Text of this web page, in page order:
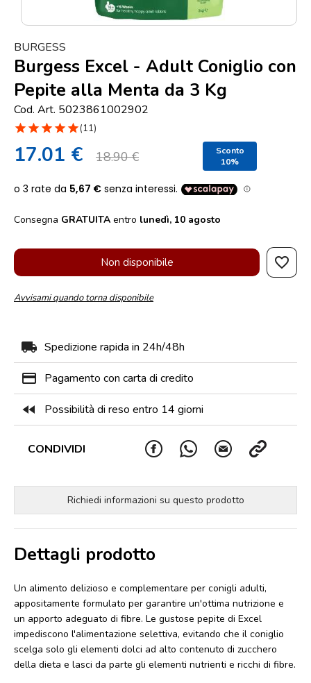
Punti
Blog
e
news
BURGESS
Burgess Excel - Adult Coniglio con
Pepite alla Menta da 3 Kg
Cod. Art. 5023861002902
star star star star star(11)
17.01 € 18.90 €
Sconto
10%
Consegna GRATUITA entro lunedì, 10 agosto
Non disponibile favorite_border
Avvisami quando torna disponibile
local_shipping Spedizione rapida in 24h/48h
payment Pagamento con carta di credito
fast_rewind Possibilità di reso entro 14 giorni
CONDIVIDI
Richiedi informazioni su questo prodotto
Dettagli prodotto
Un alimento delizioso e complementare per conigli adulti,
appositamente formulato per garantire un'ottima nutrizione e
un apporto adeguato di fibre. Le gustose pepite di Excel
impediscono l'alimentazione selettiva, evitando che il coniglio
scelga solo gli elementi dolci ad alto contenuto di zucchero
della dieta e lasci da parte gli elementi nutrienti e ricchi di fibre.